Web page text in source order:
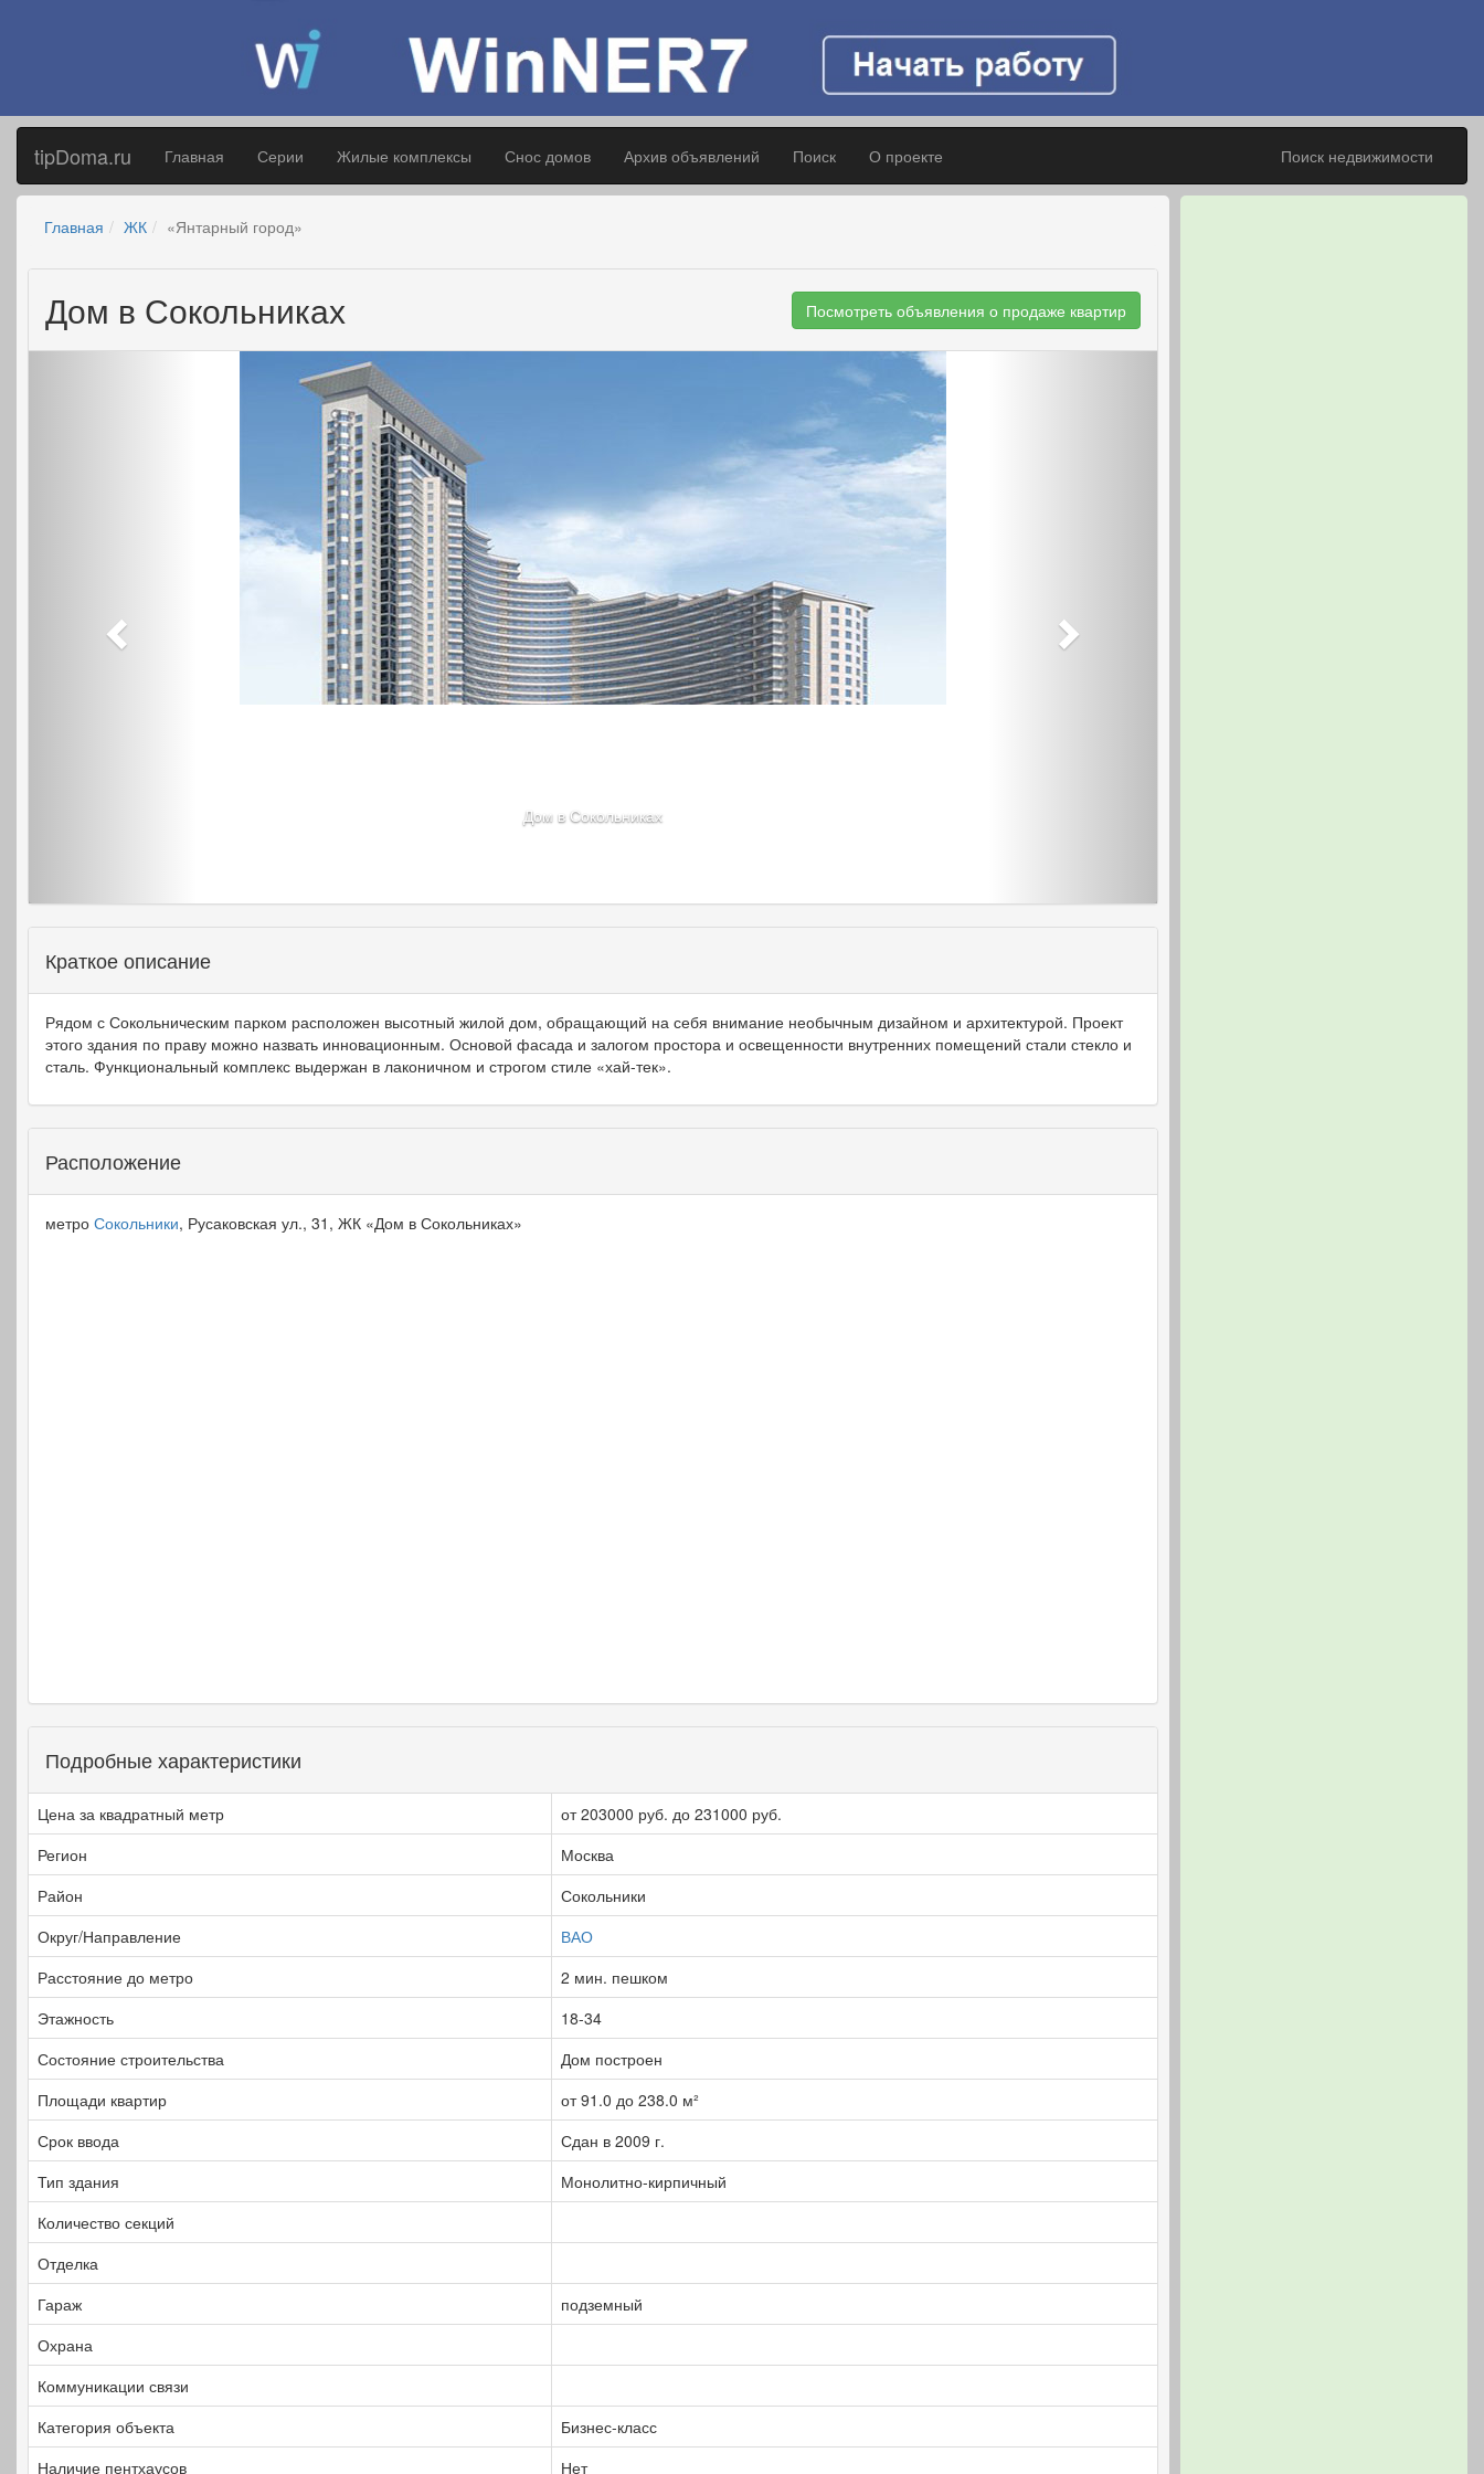
tipDoma.ru Главная Серии Жилые комплексы Снос домов Архив объявлений Поиск О проекте Поиск недвижимости
Главная ЖК «Янтарный город»
Дом в Сокольниках Посмотреть объявления о продаже квартир
Дом в Сокольниках
Краткое описание
Рядом с Сокольническим парком расположен высотный жилой дом, обращающий на себя внимание необычным дизайном и архитектурой. Проект
этого здания по праву можно назвать инновационным. Основой фасада и залогом простора и освещенности внутренних помещений стали стекло и
сталь. Функциональный комплекс выдержан в лаконичном и строгом стиле «хай-тек».
Расположение
метро Сокольники, Русаковская ул., 31, ЖК «Дом в Сокольниках»
Подробные характеристики
Цена за квадратный метр
от 203000 руб. до 231000 руб.
Регион
Москва
Район
Сокольники
Округ/Направление
ВАО
Расстояние до метро
2 мин. пешком
Этажность
18-34
Состояние строительства
Дом построен
Площади квартир
от 91.0 до 238.0 м²
Срок ввода
Сдан в 2009 г.
Тип здания
Монолитно-кирпичный
Количество секций
Отделка
Гараж
подземный
Охрана
Коммуникации связи
Категория объекта
Бизнес-класс
Наличие пентхаусов
Нет